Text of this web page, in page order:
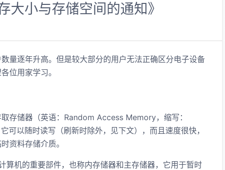
大小与存储空间的通知》
量逐年升高。但是较大部分的用户无法正确区分电子设备
位用家学习。
存储器（英语：Random Access Memory，缩写：
可以随时读写（刷新时除外，见下文），而且速度很快，
资料存储介质。
算机的重要部件，也称内存储器和主存储器，它用于暂时